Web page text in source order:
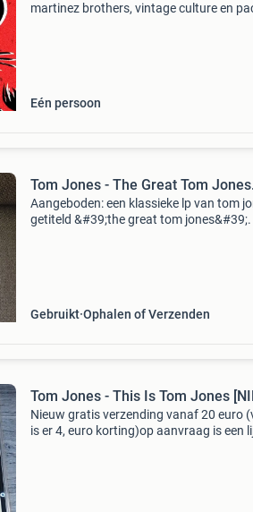
martinez brothers, vintage culture en
Eén persoon
Tom Jones - The Great Tom
Aangeboden: een klassieke lp van tom
getiteld &#39;the great tom jones&#39;.
Gebruikt Ophalen of Verzenden
Tom Jones - This Is Tom Jones
Nieuw gratis verzending vanaf 20 euro
is er 4, euro korting)op aanvraag is een